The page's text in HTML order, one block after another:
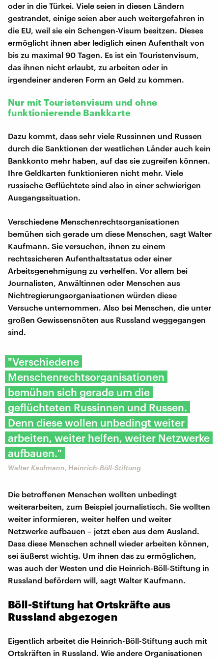
oder in die Türkei. Viele seien in diesen Ländern
gestrandet, einige seien aber auch weitergefahren in
die EU, weil sie ein Schengen-Visum besitzen. Dieses
ermöglicht ihnen aber lediglich einen Aufenthalt von
bis zu maximal 90 Tagen. Es ist ein Touristenvisum,
das ihnen nicht erlaubt, zu arbeiten oder in
irgendeiner anderen Form an Geld zu kommen.
Nur mit Touristenvisum und ohne
funktionierende Bankkarte
Dazu kommt, dass sehr viele Russinnen und Russen
durch die Sanktionen der westlichen Länder auch kein
Bankkonto mehr haben, auf das sie zugreifen können.
Ihre Geldkarten funktionieren nicht mehr. Viele
russische Geflüchtete sind also in einer schwierigen
Ausgangssituation.
Verschiedene Menschenrechtsorganisationen
bemühen sich gerade um diese Menschen, sagt Walter
Kaufmann. Sie versuchen, ihnen zu einem
rechtssicheren Aufenthaltsstatus oder einer
Arbeitsgenehmigung zu verhelfen. Vor allem bei
Journalisten, Anwältinnen oder Menschen aus
Nichtregierungsorganisationen würden diese
Versuche unternommen. Also bei Menschen, die unter
großen Gewissensnöten aus Russland weggegangen
sind.
"Verschiedene
Menschenrechtsorganisationen
bemühen sich gerade um die
geflüchteten Russinnen und Russen.
Denn diese wollen unbedingt weiter
arbeiten, weiter helfen, weiter Netzwerke
aufbauen."
Walter Kaufmann, Heinrich-Böll-Stiftung
Die betroffenen Menschen wollten unbedingt
weiterarbeiten, zum Beispiel journalistisch. Sie wollten
weiter informieren, weiter helfen und weiter
Netzwerke aufbauen – jetzt eben aus dem Ausland.
Dass diese Menschen schnell wieder arbeiten können,
sei äußerst wichtig. Um ihnen das zu ermöglichen,
was auch der Westen und die Heinrich-Böll-Stiftung in
Russland befördern will, sagt Walter Kaufmann.
Böll-Stiftung hat Ortskräfte aus
Russland abgezogen
Eigentlich arbeitet die Heinrich-Böll-Stiftung auch mit
Ortskräften in Russland. Wie andere Organisationen